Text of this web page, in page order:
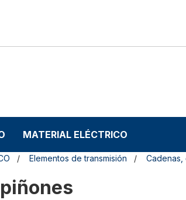
MATERIAL ELÉCTRICO
Elementos de transmisión Cadenas,